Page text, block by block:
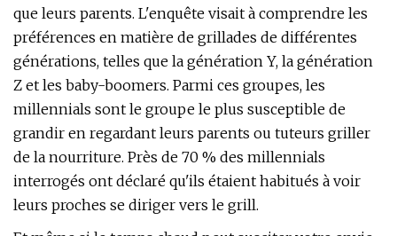
que leurs parents. L'enquête visait à comprendre les
préférences en matière de grillades de différentes
générations, telles que la génération Y, la génération
Z et les baby-boomers. Parmi ces groupes, les
millennials sont le groupe le plus susceptible de
grandir en regardant leurs parents ou tuteurs griller
de la nourriture. Près de 70 % des millennials
interrogés ont déclaré qu'ils étaient habitués à voir
leurs proches se diriger vers le grill.